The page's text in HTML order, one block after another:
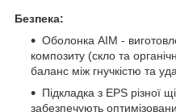
Безпека:
Оболонка AIM -
композиту (скло та
баланс між гнучкістю та
Підкладка з EPS різної
забезпечують